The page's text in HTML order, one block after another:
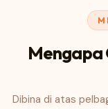
Mengapa
Dibina di atas